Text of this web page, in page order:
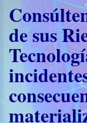
de sus